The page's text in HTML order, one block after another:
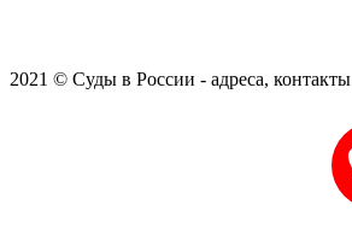
2021 © Суды в России - адреса, контакты